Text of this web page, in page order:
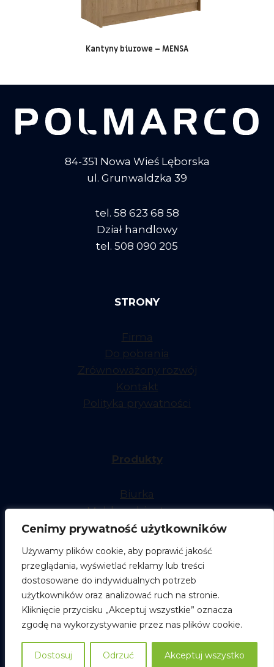
Cenimy prywatność użytkowników
Używamy plików cookie, aby poprawić jakość
przeglądania, wyświetlać reklamy lub treści
dostosowane do indywidualnych potrzeb
użytkowników oraz analizować ruch na stronie.
Kliknięcie przycisku „Akceptuj wszystkie” oznacza
zgodę na wykorzystywanie przez nas plików cookie.
Dostosuj Odrzuć Akceptuj wszystko
Kantyny biurowe – MENSA
84-351 Nowa Wieś Lęborska
ul. Grunwaldzka 39
tel. 58 623 68 58
Dział handlowy
tel. 508 090 205
STRONY
Firma
Do pobrania
Zrównoważony rozwój
Kontakt
Polityka prywatności
Produkty
Biurka
Meble gabinetowe
Biurka elektryczne
Strefa spotkań
Lady recepcyjne
Podział przestrzeni
Kantyny biurowe